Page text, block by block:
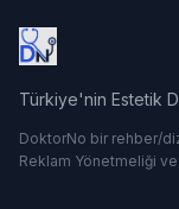
Türkiye'nin Estetik
DoktorNo bir rehber/
Reklam Yönetmeliği